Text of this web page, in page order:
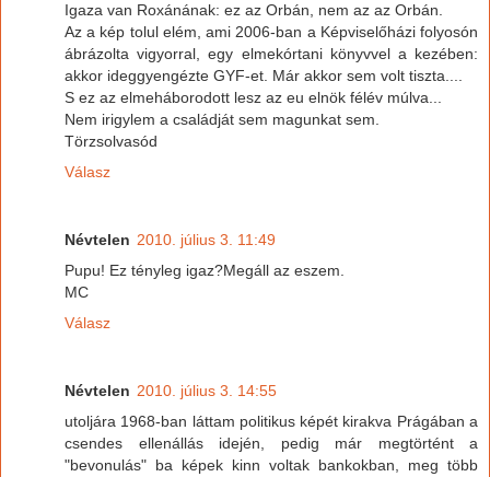
Igaza van Roxánának: ez az Orbán, nem az az Orbán.
Az a kép tolul elém, ami 2006-ban a Képviselőházi folyosón
ábrázolta vigyorral, egy elmekórtani könyvvel a kezében:
akkor ideggyengézte GYF-et. Már akkor sem volt tiszta....
S ez az elmeháborodott lesz az eu elnök félév múlva...
Nem irigylem a családját sem magunkat sem.
Törzsolvasód
Válasz
Névtelen 2010. július 3. 11:49
Pupu! Ez tényleg igaz?Megáll az eszem.
MC
Válasz
Névtelen 2010. július 3. 14:55
utoljára 1968-ban láttam politikus képét kirakva Prágában a
csendes ellenállás idején, pedig már megtörtént a
"bevonulás" ba képek kinn voltak bankokban, meg több